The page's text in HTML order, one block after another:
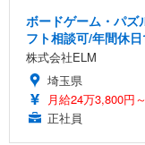
ボードゲーム・パズ
フト相談可/年間休
株式会社ELM
埼玉県
月給24万3,800円
正社員